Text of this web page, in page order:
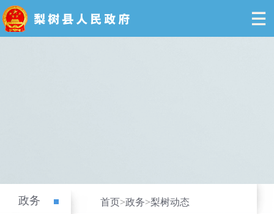
政务 首页>政务>梨树动态